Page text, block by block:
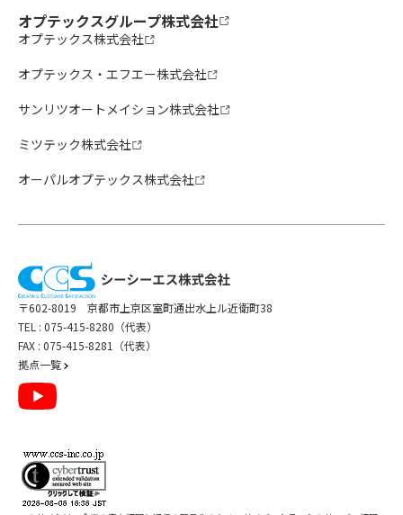
オプテックスグループ株式会社
オプテックス株式会社
オプテックス・エフエー株式会社
サンリツオートメイション株式会社
ミツテック株式会社
オーパルオプテックス株式会社
〒602-8019 京都市上京区室町通出水上ル近衛町38
TEL : 075-415-8280（代表）
FAX : 075-415-8281（代表）
拠点一覧